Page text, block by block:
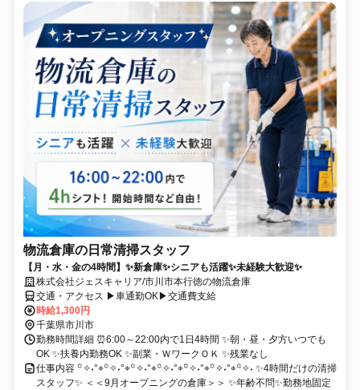
物流倉庫の日常清掃スタッフ
【月・水・金の4時間】✨新倉庫✨シニアも活躍✨未経験大歓迎✨
株式会社ジェスキャリア/市川市本行徳の物流倉庫
交通・アクセス ▶車通勤OK▶交通費支給
時給1,300円
千葉県市川市
勤務時間詳細 ⏰6:00～22:00内で1日4時間 ✨朝・昼・夕方いつでも
OK ✨扶養内勤務OK ✨副業・ＷワークＯＫ ✨残業なし
仕事内容 ꙳✧˖°⌖꙳✧˖°⌖꙳✧˖°⌖꙳✧˖°⌖꙳✧˖°⌖꙳✧˖°⌖꙳✧˖ ✨4時間だけの清掃
スタッフ✨ ＜＜9月オープニングの倉庫＞＞ ✨年齢不問✨勤務地固定